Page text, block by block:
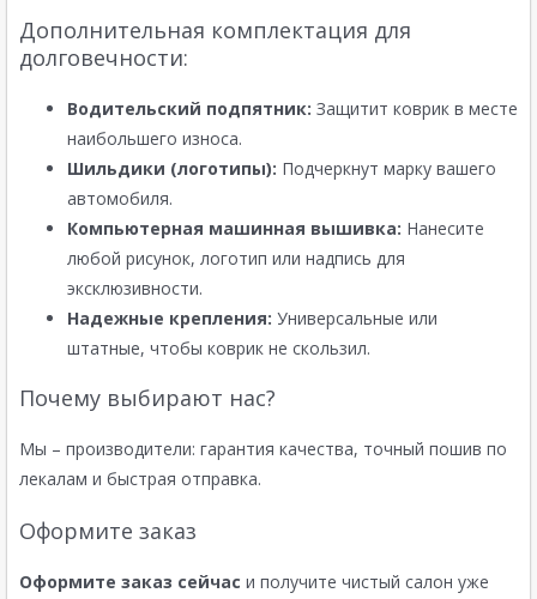
Дополнительная комплектация для
долговечности:
Водительский подпятник: Защитит коврик в месте
наибольшего износа.
Шильдики (логотипы): Подчеркнут марку вашего
автомобиля.
Компьютерная машинная вышивка: Нанесите
любой рисунок, логотип или надпись для
эксклюзивности.
Надежные крепления: Универсальные или
штатные, чтобы коврик не скользил.
Почему выбирают нас?
Мы – производители: гарантия качества, точный пошив по
лекалам и быстрая отправка.
Оформите заказ
Оформите заказ сейчас и получите чистый салон уже